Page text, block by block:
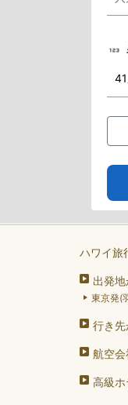
ハワイ旅
出発
東京発(
行き
航空
高級